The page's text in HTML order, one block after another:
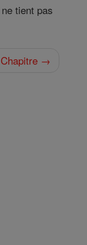
tient pas
→